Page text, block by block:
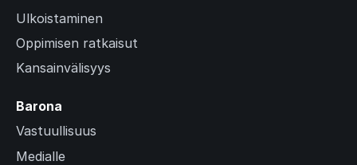
Ulkoistaminen
Oppimisen ratkaisut
Kansainvälisyys
Barona
Vastuullisuus
Medialle